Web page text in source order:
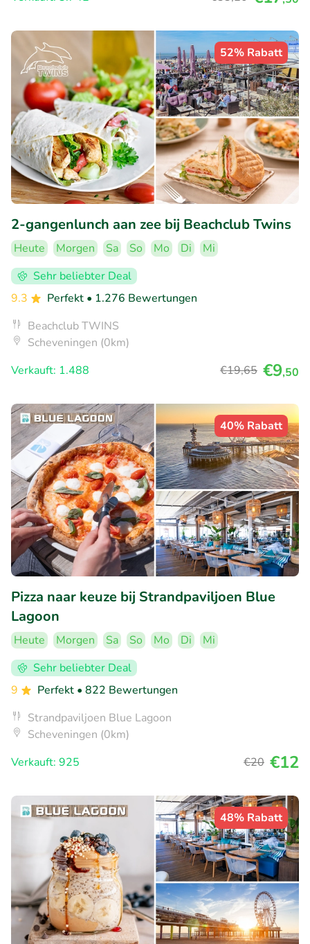
52% Rabatt
2-gangenlunch aan zee bij Beachclub Twins
Heute Morgen Sa So Mo Di
Mi
Sehr beliebter Deal
9.3
Perfekt • 1.276 Bewertungen
Beachclub TWINS
Scheveningen (0km)
Verkauft: 1.488
€19,65 €9,50
40% Rabatt
Pizza naar keuze bij Strandpaviljoen Blue
Lagoon
Heute Morgen Sa So Mo Di
Mi
Sehr beliebter Deal
9
Perfekt • 822 Bewertungen
Strandpaviljoen Blue Lagoon
Scheveningen (0km)
Verkauft: 925
€20 €12
48% Rabatt